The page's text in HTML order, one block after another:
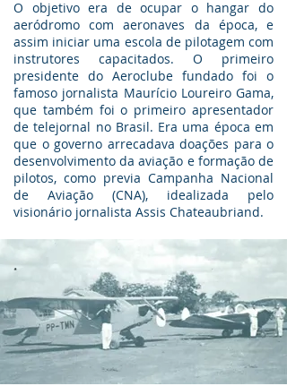
O objetivo era de ocupar o hangar do
aeródromo com aeronaves da época, e
assim iniciar uma escola de pilotagem com
instrutores capacitados. O primeiro
presidente do Aeroclube fundado foi o
famoso jornalista Maurício Loureiro Gama,
que também foi o primeiro apresentador
de telejornal no Brasil. Era uma época em
que o governo arrecadava doações para o
desenvolvimento da aviação e formação de
pilotos, como previa Campanha Nacional
de Aviação (CNA), idealizada pelo
visionário jornalista Assis Chateaubriand.